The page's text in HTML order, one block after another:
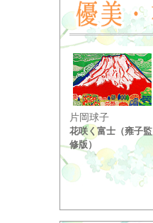
片岡球子
花咲く富士（雍子監
修版）